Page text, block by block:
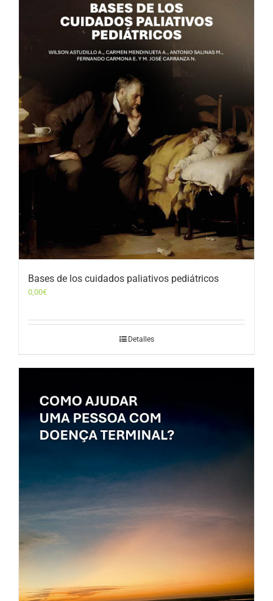
Bases de los cuidados paliativos pediátricos
0,00€
Detalles